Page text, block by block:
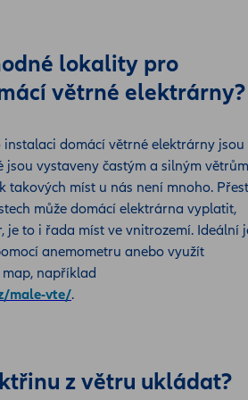
lokality pro
větrné elektrárny?
domácí větrné elektrárny jsou
jsou vystaveny častým a silným
takových míst u nás není mnoho.
může domácí elektrárna vyplatit,
je to i řada míst ve vnitrozemí. Ideální
anemometru anebo využít
například
male-vte/.
z větru ukládat?